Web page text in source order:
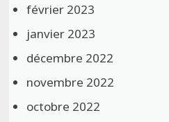
février 2023
janvier 2023
décembre 2022
novembre 2022
octobre 2022